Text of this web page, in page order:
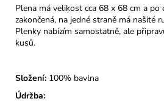
Plena má velikost cca 68 x 68 cm a po
zakončená, na jedné straně má našité
Plenky nabízím samostatně, ale
kusů.
Složení: 100% bavlna
Údržba: